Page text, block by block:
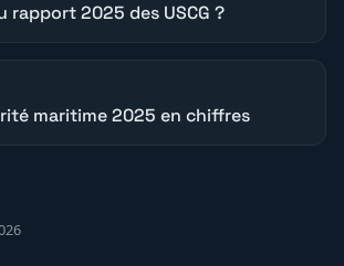
rapport 2025 des USCG ?
maritime 2025 en chiffres